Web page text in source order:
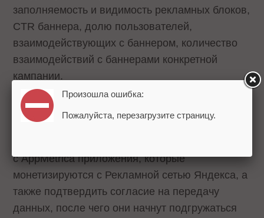
заполняемость и видимость рекламных блоков,
CTR баннера, долю пользователей,
взаимодействующих с баннером, количество
взаимодействий с баннерами конкретной
кампании.
Для регистрации необходимо зайти на
платформу под логином в РСЯ или Adfox и
с AppMetrica приложения, которые
монетизируются с Рекламной сетью Яндекса, а
также подтвердить согласие на передачу
данных, после чего они начнут подгружаться
Произошла ошибка:
Пожалуйста, перезагрузите страницу.